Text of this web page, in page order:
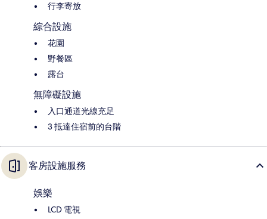
行李寄放
綜合設施
花園
野餐區
露台
無障礙設施
入口通道光線充足
3 抵達住宿前的台階
客房設施服務
娛樂
LCD 電視